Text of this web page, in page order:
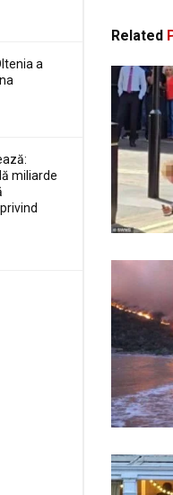
a
miliarde
Related